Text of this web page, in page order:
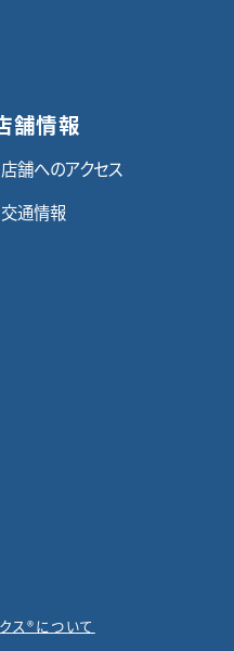
舗情報
店舗へのアクセス
交通情報
ス®について